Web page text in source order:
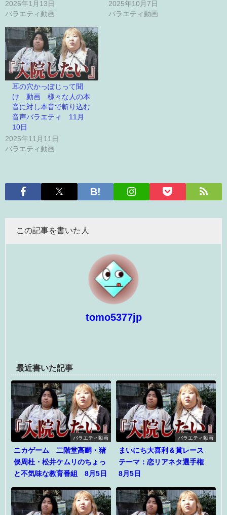
2026年1月13日
バラエティ動画
2025年10月7日
バラエティ動画
耳の穴かっぽじって聞
け 動画 様々な人の本
音に対し本音で斬り込む
音声バラエティ 11月
10日
2025年11月11日
バラエティ動画
この記事を書いた人
tomo5377jp
最近書いた記事
バラエティ動画
ニカゲーム 二階堂高嗣・猪
俣周杜・松井ケムリのちょっ
と不気味な教育番組 8月5日
バラエティ動画
まいにち大喜利＆賞レース
テーマ：恋リアネタ選手権
8月5日